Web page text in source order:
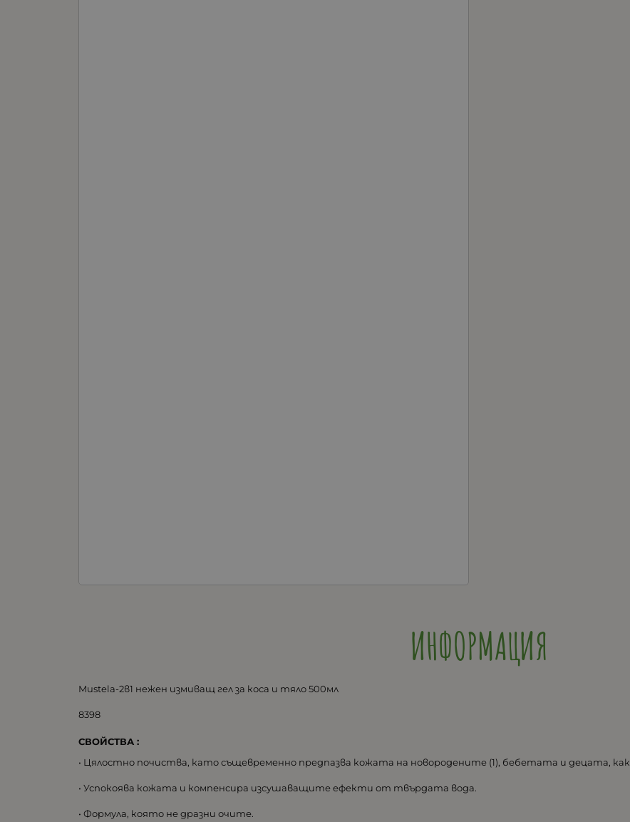
ИНФОРМАЦИЯ
Mustela-2в1 нежен измиващ гел за коса и тяло 500мл
8398
СВОЙСТВА :
• Цялостно почиства, като същевременно предпазва кожата на новородените (1), бебетата и децата,
• Успокоява кожата и компенсира изсушаващите ефекти от твърдата вода.
• Формула, която не дразни очите.